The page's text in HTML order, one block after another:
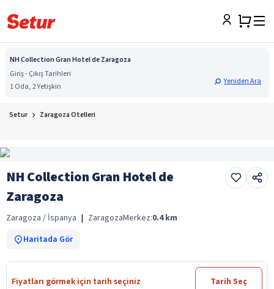
NH Collection Gran Hotel de Zaragoza
Giriş - Çıkış Tarihleri
1 Oda, 2 Yetişkin
Yeniden Ara
Setur Zaragoza Otelleri
NH Collection Gran Hotel de
Zaragoza
Zaragoza / İspanya | ZaragozaMerkez:0.4 km
Haritada Gör
Fiyatları görmek için tarih seçiniz Tarih Seç